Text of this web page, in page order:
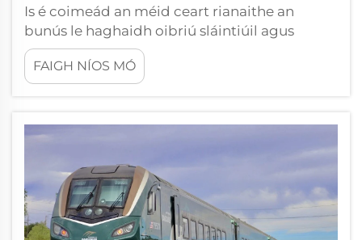
Is é coimeád an méid ceart rianaithe an
bunús le haghaidh oibriú sláintiúil agus
éifeachtach ar línte iarbhalla ar shiúl ard, áit a
d’fhéadfadh easpa milliméadar amháin a
bheith ina chúis le himpleabáil thrágóideach
cruinneas a éilítear don mhéid rianaithe...
FAIGH NÍOS MÓ